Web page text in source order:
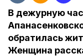
В дежурную
обратилась
Женщина